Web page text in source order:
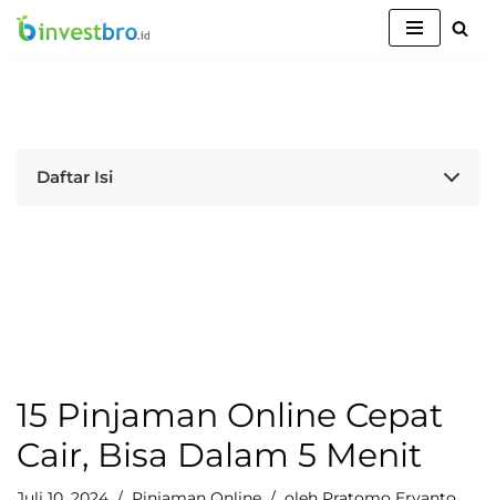
Daftar Isi
15 Pinjaman Online Cepat
Cair, Bisa Dalam 5 Menit